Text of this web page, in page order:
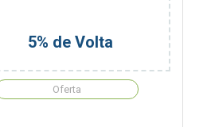
5% de Volta
Oferta